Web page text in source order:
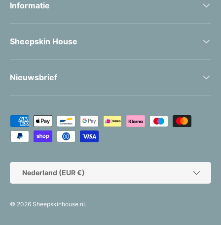
Informatie
Sheepskin House
Nieuwsbrief
Geaccepteerde betaalmethoden
Nederland (EUR €)
© 2026 Sheepskinhouse.nl.